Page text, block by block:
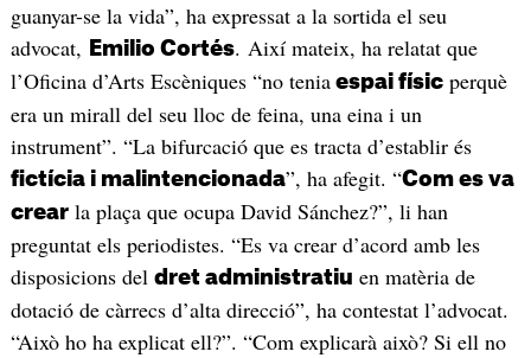
guanyar-se la vida”, ha expressat a la sortida el seu
advocat,
Emilio Cortés. Així mateix, ha relatat que
l’Oficina d’Arts Escèniques “no teniaespai físicperquè
era un mirall del seu lloc de feina, una eina i un
instrument”. “La bifurcació que es tracta d’establir és
fictícia i malintencionada”, ha afegit. “Com es va
crearla plaça que ocupa David Sánchez?”, li han
preguntat els periodistes. “Es va crear d’acord amb les
disposicions del dret administratiu en matèria de
dotació de càrrecs d’alta direcció”, ha contestat l’advocat.
“Això ho ha explicat ell?”. “Com explicarà això? Si ell no